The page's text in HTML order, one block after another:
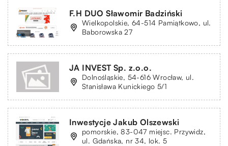
F.H DUO Sławomir Badziński
Wielkopolskie, 64-514 Pamiątkowo, ul.
Baborowska 27
JA INVEST Sp. z.o.o.
Dolnośląskie, 54-616 Wrocław, ul.
Stanisława Kunickiego 5/1
Inwestycje Jakub Olszewski
pomorskie, 83-047 miejsc. Przywidz,
ul. Gdańska, nr 34, lok. 5